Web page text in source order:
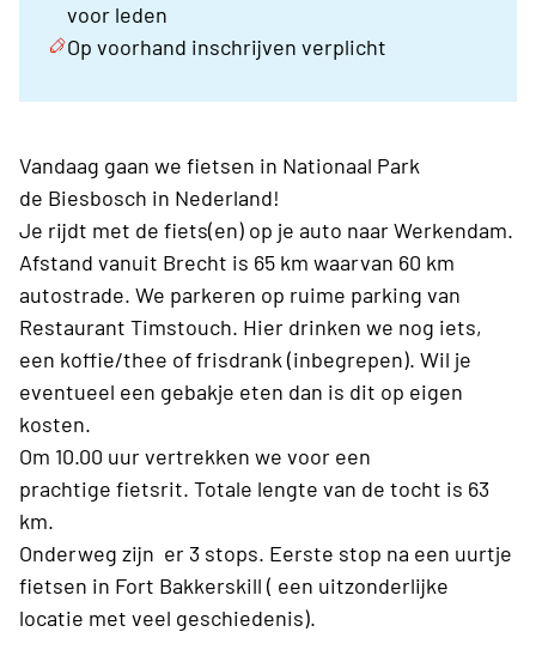
voor leden
Op voorhand inschrijven verplicht
Vandaag gaan we fietsen in Nationaal Park
de Biesbosch in Nederland!
Je rijdt met de fiets(en) op je auto naar Werkendam.
Afstand vanuit Brecht is 65 km waarvan 60 km
autostrade. We parkeren op ruime parking van
Restaurant Timstouch. Hier drinken we nog iets,
een koffie/thee of frisdrank (inbegrepen). Wil je
eventueel een gebakje eten dan is dit op eigen
kosten.
Om 10.00 uur vertrekken we voor een
prachtige fietsrit. Totale lengte van de tocht is 63
km.
Onderweg zijn er 3 stops. Eerste stop na een uurtje
fietsen in Fort Bakkerskill ( een uitzonderlijke
locatie met veel geschiedenis).